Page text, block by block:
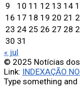
9
10 11 12 13 14
16 17 18 19 20 21
23 24 25 26 27 28
30 31
« jul
© 2025 Notícias
Link: INDEXAÇÃO
Type something and